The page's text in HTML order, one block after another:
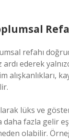
refahı
ederek
lüks ve
daha fazla gelir
olabilir.